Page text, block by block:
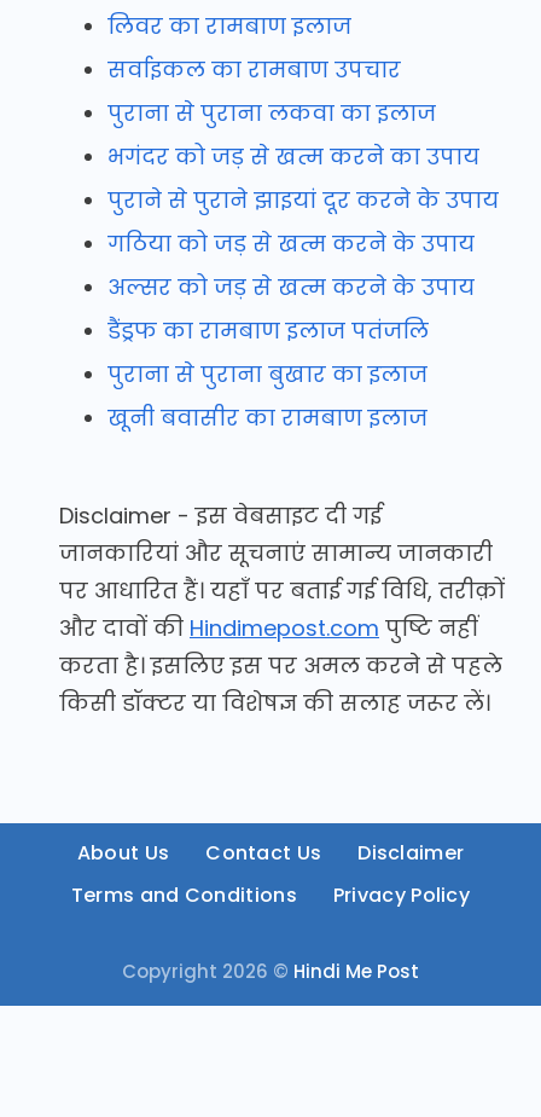
लिवर का रामबाण इलाज
सर्वाइकल का रामबाण उपचार
पुराना से पुराना लकवा का इलाज
भगंदर को जड़ से खत्म करने का उपाय
पुराने से पुराने झाइयां दूर करने के उपाय
गठिया को जड़ से खत्म करने के उपाय
अल्सर को जड़ से खत्म करने के उपाय
डैंड्रफ का रामबाण इलाज पतंजलि
पुराना से पुराना बुखार का इलाज
खूनी बवासीर का रामबाण इलाज
Disclaimer - इस वेबसाइट दी गई
जानकारियां और सूचनाएं सामान्य जानकारी
पर आधारित हैं। यहाँ पर बताई गई विधि, तरीक़ों
और दावों की Hindimepost.com पुष्टि नहीं
करता है। इसलिए इस पर अमल करने से पहले
किसी डॉक्टर या विशेषज्ञ की सलाह जरूर लें।
About Us Contact Us
Disclaimer
Terms and Conditions
Privacy Policy
Copyright 2026 © Hindi Me Post